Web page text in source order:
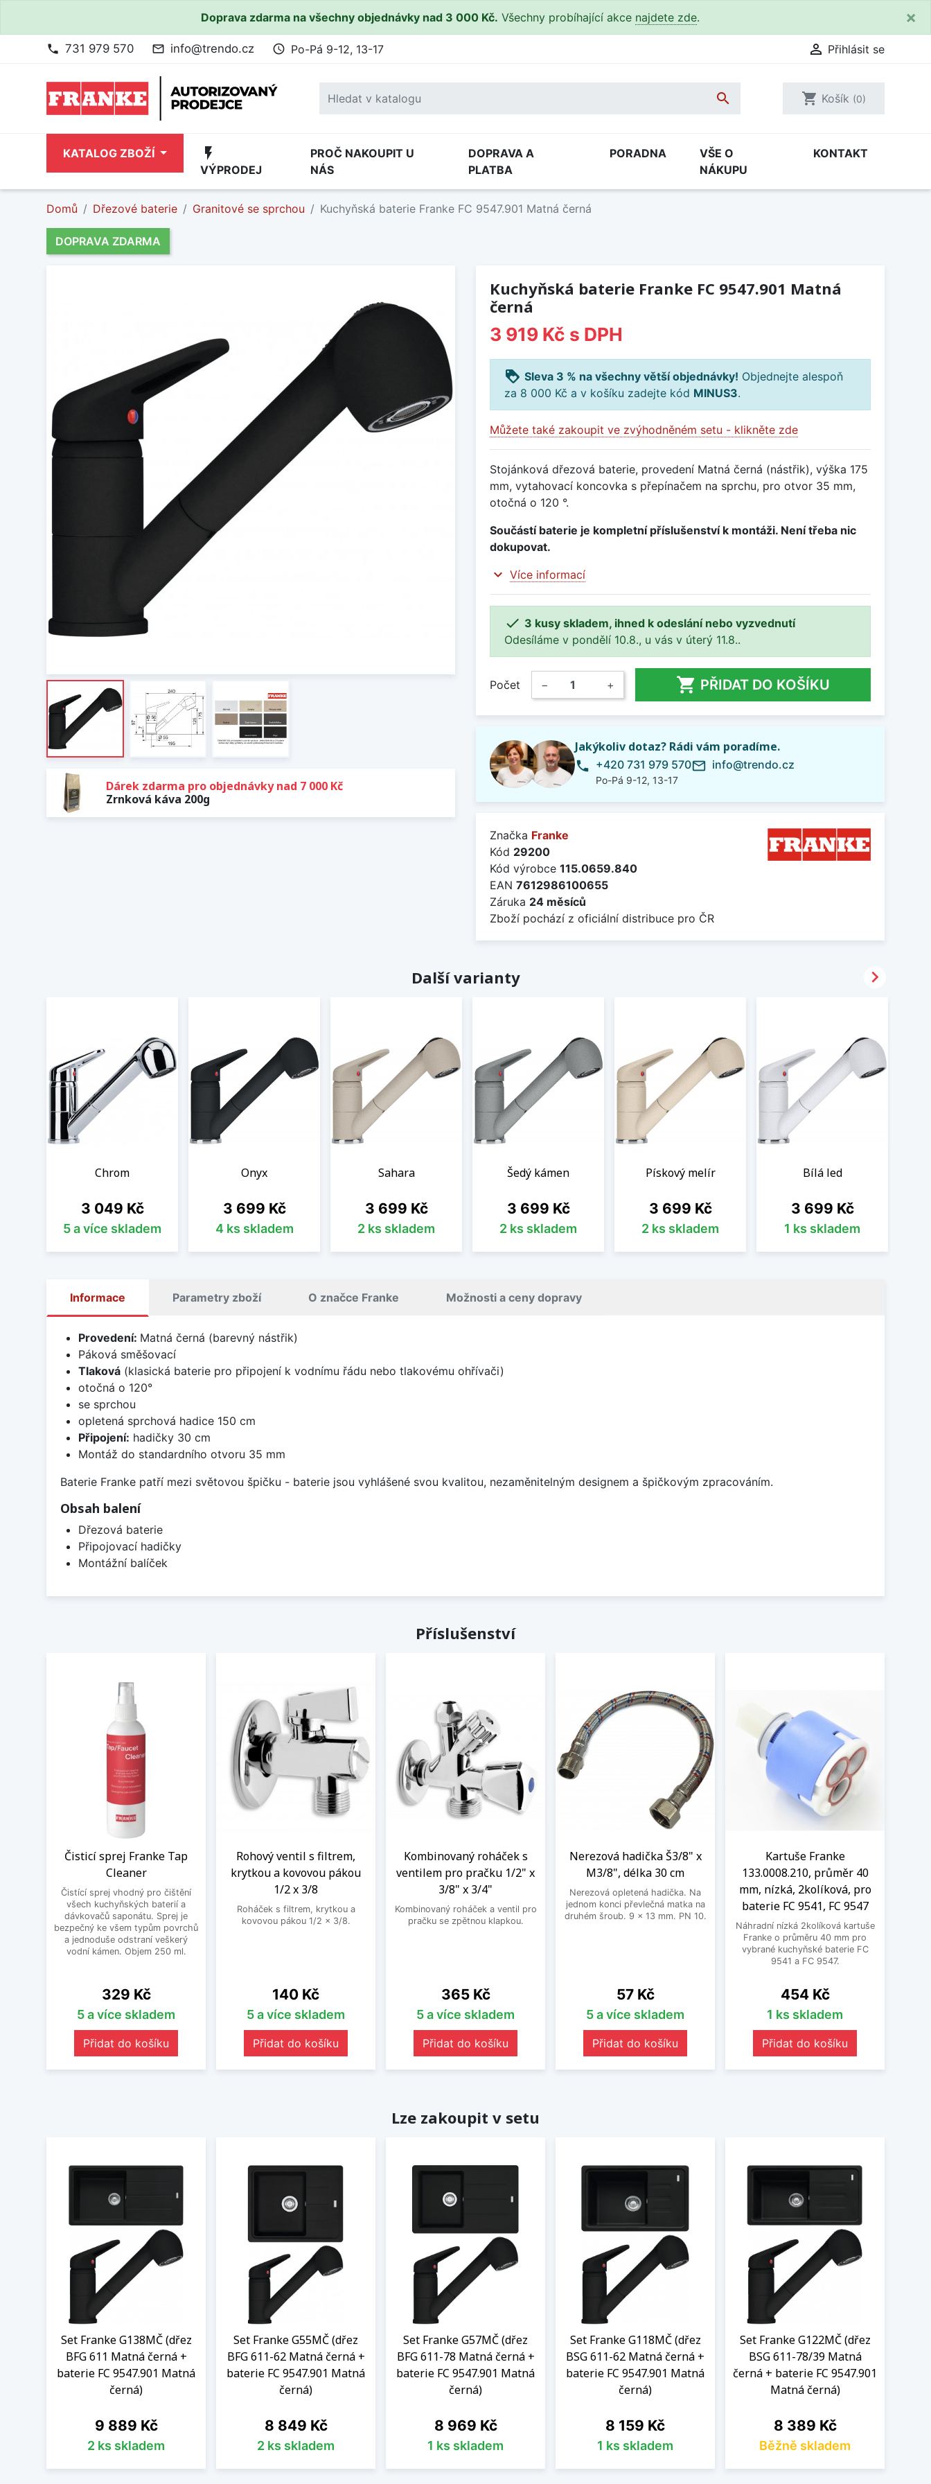
Doprava zdarma na všechny objednávky nad 3 000 Kč. Všechny probíhající akce najdete zde. ×
phone 731 979 570 mail_outline info@trendo.cz access_time Po-Pá 9-12, 13-17  Přihlásit se
 shopping_cart Košík (0)
KATALOG ZBOŽÍ flash_on
VÝPRODEJ
PROČ NAKOUPIT U
NÁS
DOPRAVA A
PLATBA
PORADNA
VŠE O
NÁKUPU
KONTAKT
Domů Dřezové baterie Granitové se sprchou Kuchyňská baterie Franke FC 9547.901 Matná černá
DOPRAVA ZDARMA
Dárek zdarma pro objednávky nad 7 000 Kč
Zrnková káva 200g
Kuchyňská baterie Franke FC 9547.901 Matná
černá
3 919 Kč s DPH
loyalty Sleva 3 % na všechny větší objednávky! Objednejte alespoň
za 8 000 Kč a v košíku zadejte kód MINUS3.
Můžete také zakoupit ve zvýhodněném setu - klikněte zde
Stojánková dřezová baterie, provedení Matná černá (nástřik), výška 175
mm, vytahovací koncovka s přepínačem na sprchu, pro otvor 35 mm,
otočná o 120 °.
Součástí baterie je kompletní příslušenství k montáži. Není třeba nic
dokupovat.
expand_more Více informací
 3 kusy skladem, ihned k odeslání nebo vyzvednutí
Odesíláme v pondělí 10.8., u vás v úterý 11.8..
Počet − +  PŘIDAT DO KOŠÍKU
Jakýkoliv dotaz? Rádi vám poradíme.
phone +420 731 979 570
Po-Pá 9-12, 13-17
mail_outline info@trendo.cz
Značka Franke
Kód 29200
Kód výrobce 115.0659.840
EAN 7612986100655
Záruka 24 měsíců
Zboží pochází z oficiální distribuce pro ČR
Další varianty
Chrom
Cena
3 049 Kč
5 a více skladem
Onyx
Cena
3 699 Kč
4 ks skladem
Sahara
Cena
3 699 Kč
2 ks skladem
Šedý kámen
Cena
3 699 Kč
2 ks skladem
Pískový melír
Cena
3 699 Kč
2 ks skladem
Bílá led
Cena
3 699 Kč
1 ks skladem

Informace Parametry zboží O značce Franke Možnosti a ceny dopravy
Provedení: Matná černá (barevný nástřik)
Páková směšovací
Tlaková(klasická baterie pro připojení k vodnímu řádu nebo tlakovému ohřívači)
otočná o 120°
se sprchou
opletená sprchová hadice 150 cm
Připojení: hadičky 30 cm
Montáž do standardního otvoru 35 mm
Baterie Franke patří mezi světovou špičku - baterie jsou vyhlášené svou kvalitou, nezaměnitelným designem a špičkovým zpracováním.
Obsah balení
Dřezová baterie
Připojovací hadičky
Montážní balíček
Příslušenství
Čisticí sprej Franke Tap
Cleaner
Čistící sprej vhodný pro čištění
všech kuchyňských baterií a
dávkovačů saponátu. Sprej je
bezpečný ke všem typům povrchů
a jednoduše odstraní veškerý
vodní kámen. Objem 250 ml.
Cena
329 Kč
5 a více skladem
Přidat do košíku
Rohový ventil s filtrem,
krytkou a kovovou pákou
1/2 x 3/8
Roháček s filtrem, krytkou a
kovovou pákou 1/2 x 3/8.
Cena
140 Kč
5 a více skladem
Přidat do košíku
Kombinovaný roháček s
ventilem pro pračku 1/2" x
3/8" x 3/4"
Kombinovaný roháček a ventil pro
pračku se zpětnou klapkou.
Cena
365 Kč
5 a více skladem
Přidat do košíku
Nerezová hadička Š3/8" x
M3/8", délka 30 cm
Nerezová opletená hadička. Na
jednom konci převlečná matka na
druhém šroub. 9 x 13 mm. PN 10.
Cena
57 Kč
5 a více skladem
Přidat do košíku
Kartuše Franke
133.0008.210, průměr 40
mm, nízká, 2kolíková, pro
baterie FC 9541, FC 9547
Náhradní nízká 2kolíková kartuše
Franke o průměru 40 mm pro
vybrané kuchyňské baterie FC
9541 a FC 9547.
Cena
454 Kč
1 ks skladem
Přidat do košíku
Lze zakoupit v setu
Set Franke G138MČ (dřez
BFG 611 Matná černá +
baterie FC 9547.901 Matná
černá)
Cena
9 889 Kč
2 ks skladem
Set Franke G55MČ (dřez
BFG 611-62 Matná černá +
baterie FC 9547.901 Matná
černá)
Cena
8 849 Kč
2 ks skladem
Set Franke G57MČ (dřez
BFG 611-78 Matná černá +
baterie FC 9547.901 Matná
černá)
Cena
8 969 Kč
1 ks skladem
Set Franke G118MČ (dřez
BSG 611-62 Matná černá +
baterie FC 9547.901 Matná
černá)
Cena
8 159 Kč
1 ks skladem
Set Franke G122MČ (dřez
BSG 611-78/39 Matná
černá + baterie FC 9547.901
Matná černá)
Cena
8 389 Kč
Běžně skladem